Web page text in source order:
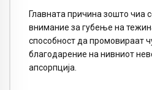
Главната причина зошто чиа
внимание за губење на
способност да промовираат
благодарение на нивниот
апсорпција.